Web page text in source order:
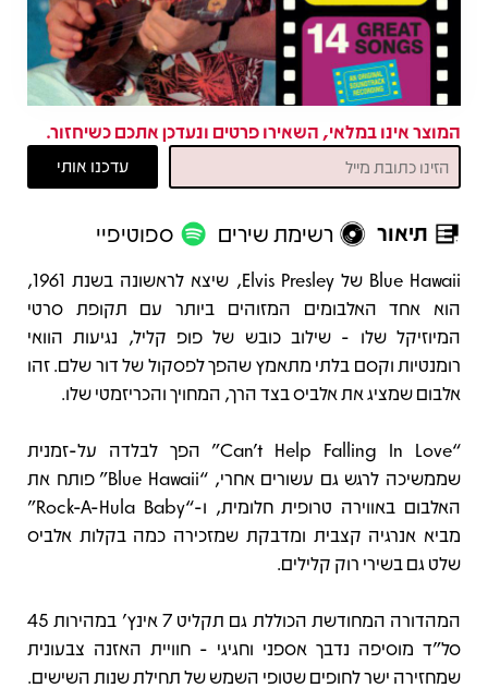
המוצר אינו במלאי, השאירו פרטים ונעדכן אתכם כשיחזור.
תיאור רשימת שירים ספוטיפיי
תיאור
Blue Hawaii של Elvis Presley, שיצא לראשונה בשנת 1961,
הוא אחד האלבומים המזוהים ביותר עם תקופת סרטי
המיוזיקל שלו - שילוב כובש של פופ קליל, נגיעות הוואי
רומנטיות וקסם בלתי מתאמץ שהפך לפסקול של דור שלם. זהו
אלבום שמציג את אלביס בצד הרך, המחויך והכריזמטי שלו.
“Can’t Help Falling In Love” הפך לבלדה על-זמנית
שממשיכה לרגש גם עשורים אחרי, “Blue Hawaii” פותח את
האלבום באווירה טרופית חלומית, ו-“Rock-A-Hula Baby”
מביא אנרגיה קצבית ומדבקת שמזכירה כמה בקלות אלביס
שלט גם בשירי רוק קלילים.
המהדורה המחודשת הכוללת גם תקליט 7 אינץ’ במהירות 45
סל"ד מוסיפה נדבך אספני וחגיגי - חוויית האזנה צבעונית
שמחזירה ישר לחופים שטופי השמש של תחילת שנות השישים.